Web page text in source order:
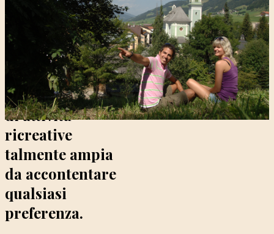
L'
Alto Adige e
la Val
Pusteria in
particolare
offrono una scelta
di attività
ricreative
talmente ampia
da accontentare
qualsiasi
preferenza.